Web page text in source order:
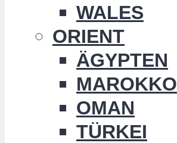
WALES
ORIENT
ÄGYPTEN
MAROKKO
OMAN
TÜRKEI